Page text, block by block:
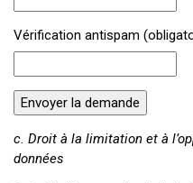
Vérification antispam
c. Droit à la limitation et à
données